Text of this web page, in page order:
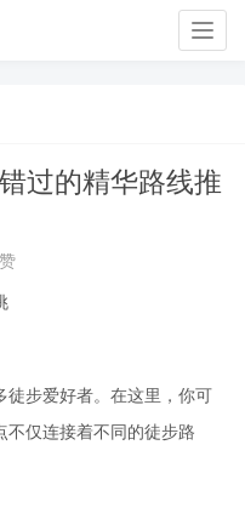
过的精华路线推
徒步爱好者。在这里，你可
不仅连接着不同的徒步路